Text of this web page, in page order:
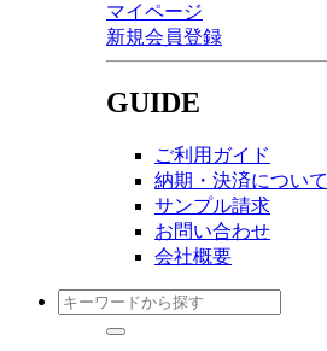
マイページ
新規会員登録
GUIDE
ご利用ガイド
納期・決済について
サンプル請求
お問い合わせ
会社概要